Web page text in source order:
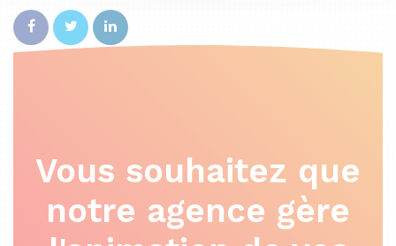
Vous souhaitez que
notre agence gère